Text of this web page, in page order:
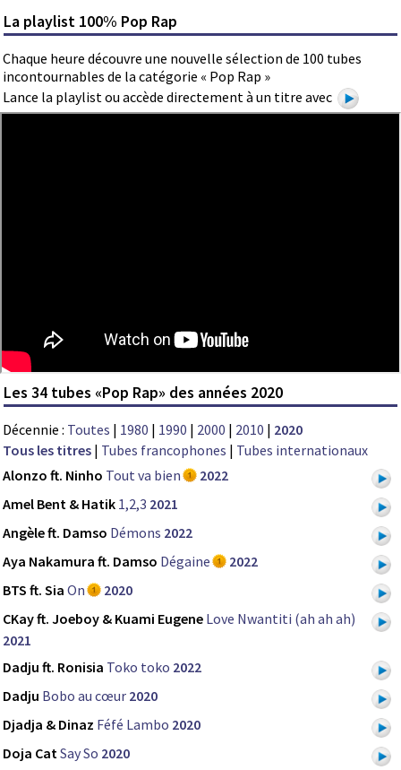
La playlist 100% Pop Rap
Chaque heure découvre une nouvelle sélection de 100 tubes
incontournables de la catégorie « Pop Rap »
Lance la playlist ou accède directement à un titre avec
Les 34 tubes «Pop Rap» des années 2020
Décennie : Toutes | 1980 | 1990 | 2000 | 2010 | 2020
Tous les titres | Tubes francophones | Tubes internationaux
Alonzo ft. Ninho Tout va bien
2022
Amel Bent & Hatik 1,2,3 2021
Angèle ft. Damso Démons 2022
Aya Nakamura ft. Damso Dégaine
2022
BTS ft. Sia On
2020
CKay ft. Joeboy & Kuami Eugene Love Nwantiti (ah ah ah)
2021
Dadju ft. Ronisia Toko toko 2022
Dadju Bobo au cœur 2020
Djadja & Dinaz Féfé Lambo 2020
Doja CatSay So 2020